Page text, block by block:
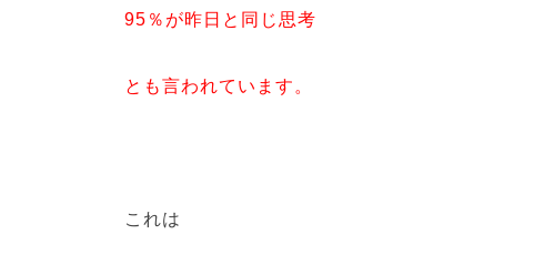
95％が昨日と同じ思考
とも言われています。
これは